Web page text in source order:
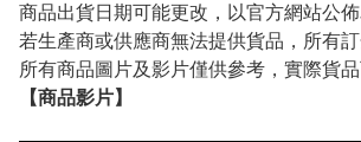
商品出貨日期可能更改，以官方網站公佈
若生產商或供應商無法提供貨品，所有訂
所有商品圖片及影片僅供參考，實際貨品
【商品影片】